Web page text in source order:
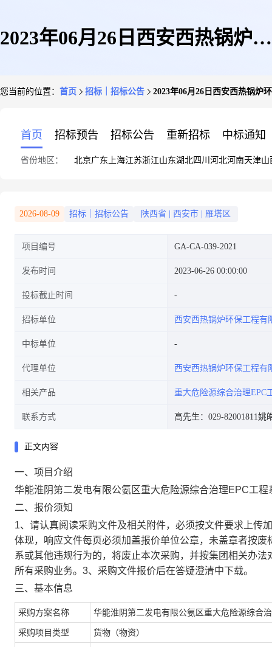
2023年06月26日西安西热锅炉环
理EPC工程系统调试询价书询价
您当前的位置： 首页 招标｜招标公告 2023年06月26日西安西热锅炉
首页 招标预告 招标公告 重新招标 中标通知
省份地区： 北京广东 上海江苏浙江山东湖北四川 河北河南天津山
2026-08-09 招标｜招标公告 陕西省 西安市 雁塔区
项目编号 GA-CA-039-2021
发布时间 2023-06-26 00:00:00
投标截止时间
招标单位 西安西热锅炉环保工程有
中标单位
代理单位 西安西热锅炉环保工程有
相关产品 重大危险源综合治理EPC
联系方式 高先生：029-82001811姚
正文内容
一、项目介绍
华能淮阴第二发电有限公氨区重大危险源综合治理EPC工程
二、报价须知
1、请认真阅读采购文件及相关附件，必须按文件要求上传
体现，响应文件每页必须加盖报价单位公章，未盖章者按
系或其他违规行为的，将废止本次采购，并按集团相关办
所有采购业务。3、采购文件报价后在答疑澄清中下载。
三、基本信息
采购方案名称 华能淮阴第二发电有限公氨区重大危险源综合
采购项目类型 货物（物资）